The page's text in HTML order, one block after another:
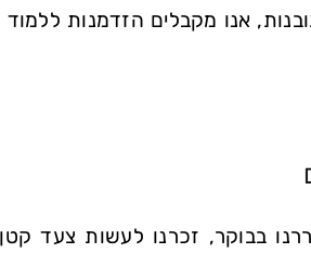
אנו מקבלים הזדמנות ללמוד
בבוקר, זכרנו לעשות צעד